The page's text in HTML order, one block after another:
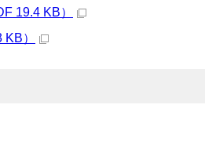
19.4 KB）
）